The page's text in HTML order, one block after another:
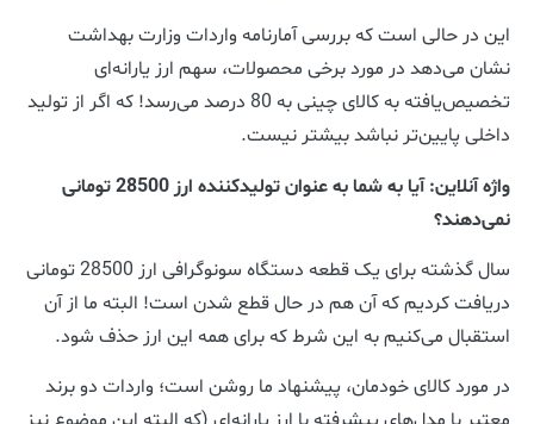
این در حالی است که بررسی آمارنامه واردات وزارت بهداشت
نشان می‌دهد در مورد برخی محصولات، سهم ارز یارانه‌ای
تخصیص‌یافته به کالای چینی به 80 درصد می‌رسد! که اگر از تولید
داخلی پایین‌تر نباشد بیشتر نیست.
واژه آنلاین: آیا به شما به عنوان تولیدکننده ارز 28500 تومانی
نمی‌دهند؟
سال گذشته برای یک قطعه دستگاه سونوگرافی ارز 28500 تومانی
دریافت کردیم که آن هم در حال قطع شدن است! البته ما از آن
استقبال می‌کنیم به این شرط که برای همه این ارز حذف شود.
در مورد کالای خودمان، پیشنهاد ما روشن است؛ واردات دو برند